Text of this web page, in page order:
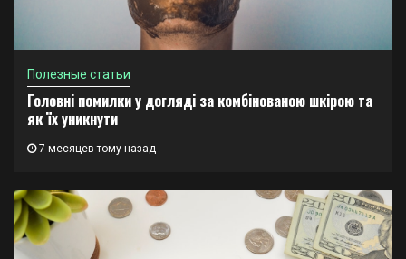
Полезные статьи
Головні помилки у догляді за комбінованою шкірою та
як їх уникнути
7 месяцев тому назад